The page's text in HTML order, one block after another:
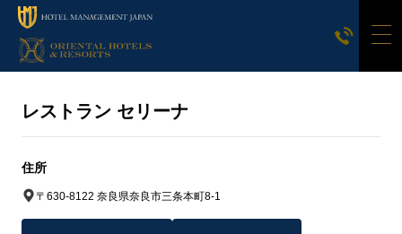
レストラン セリーナ
住所
〒630-8122 奈良県奈良市三条本町8-1